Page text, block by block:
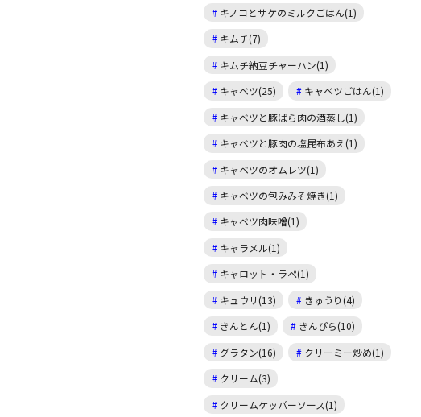
キノコとサケのミルクごはん(1)
キムチ(7)
キムチ納豆チャーハン(1)
キャベツ(25)
キャベツごはん(1)
キャベツと豚ばら肉の酒蒸し(1)
キャベツと豚肉の塩昆布あえ(1)
キャベツのオムレツ(1)
キャベツの包みみそ焼き(1)
キャベツ肉味噌(1)
キャラメル(1)
キャロット・ラペ(1)
キュウリ(13)
きゅうり(4)
きんとん(1)
きんぴら(10)
グラタン(16)
クリーミー炒め(1)
クリーム(3)
クリームケッパーソース(1)